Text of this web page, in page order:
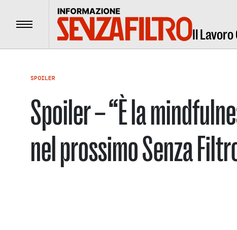
Menu Il
SPOILER
Spoiler – “È la
nel prossimo Senza